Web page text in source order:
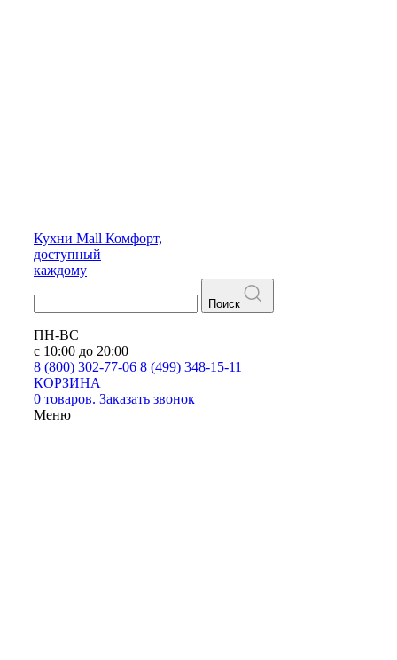
Кухни Mall Комфорт,
доступный
каждому
Поиск
ПН-ВС
с 10:00 до 20:00
8 (800) 302-77-06 8 (499) 348-15-11
КОРЗИНА
0 товаров. Заказать звонок
Меню